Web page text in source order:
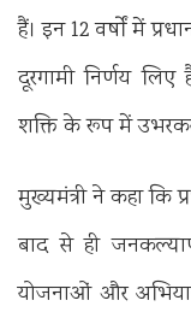
हैं। इन 12 वर्षों में
दूरगामी निर्णय
शक्ति के रूप में
मुख्यमंत्री ने कहा कि
बाद से ही
योजनाओं और